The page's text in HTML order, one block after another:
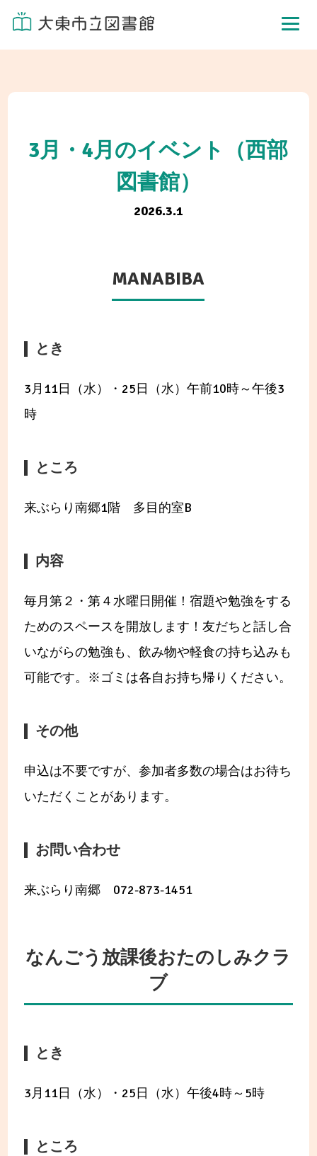
3月・4月のイベント（西部
図書館）
2026.3.1
MANABIBA
とき
3月11日（水）・25日（水）午前10時～午後3
時
ところ
来ぶらり南郷1階 多目的室B
内容
毎月第２・第４水曜日開催！宿題や勉強をする
ためのスペースを開放します！友だちと話し合
いながらの勉強も、飲み物や軽食の持ち込みも
可能です。※ゴミは各自お持ち帰りください。
その他
申込は不要ですが、参加者多数の場合はお待ち
いただくことがあります。
お問い合わせ
来ぶらり南郷 072-873-1451
なんごう放課後おたのしみクラ
ブ
とき
3月11日（水）・25日（水）午後4時～5時
ところ